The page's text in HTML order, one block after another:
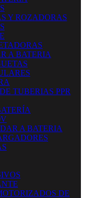
Y ROZADORAS
A BATERIA
TUBERIAS PPR
A BATERIA
DE